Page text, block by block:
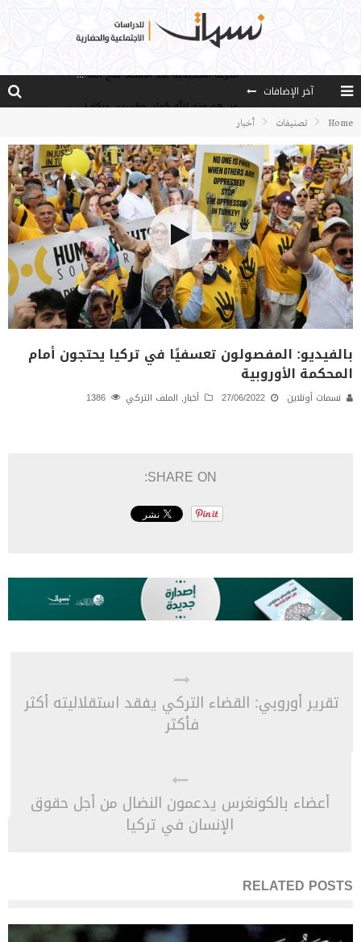
آخر الإضافات
الأستاذ عالما عارفا حكيما
مصادر العلم وسببه
النـزعة التجديدية عند الأستاذ فتح الله كولن
Home تصنيفات أخبار
بالفيديو: المفصولون تعسفيًا في تركيا يحتجون أمام
المحكمة الأوروبية
نسمات أونلاين 27/06/2022 أخبار, الملف التركي
SHARE ON:
تقرير أوروبي: القضاء التركي يفقد استقلاليته أكثر
فأكثر
أعضاء بالكونغرس يدعمون النضال من أجل حقوق
الإنسان في تركيا
RELATED POSTS